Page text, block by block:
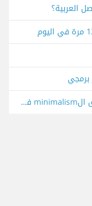
العربية؟
التقليل الرقمي: كيف يمكننا تطبيق الminimalism في التكنولوجيا؟